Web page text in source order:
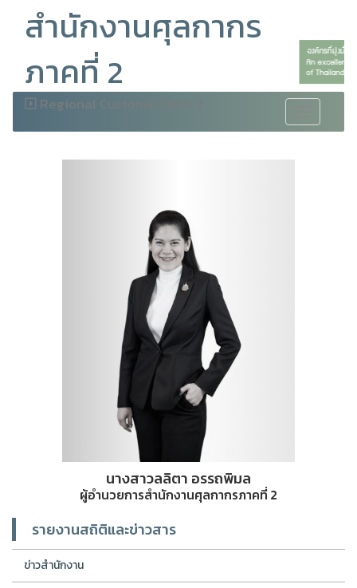
สำนักงานศุลกากร
ภาคที่ 2
Regional Customs Office 2
navigation
นางสาวลลิตา อรรถพิมล
ผู้อำนวยการสำนักงานศุลกากรภาคที่ 2
รายงานสถิติและข่าวสาร
ข่าวสำนักงาน